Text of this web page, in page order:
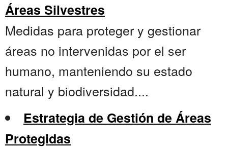
Áreas Silvestres
Medidas para proteger y gestionar
áreas no intervenidas por el ser
humano, manteniendo su estado
natural y biodiversidad....
Estrategia de Gestión de Áreas
Protegidas